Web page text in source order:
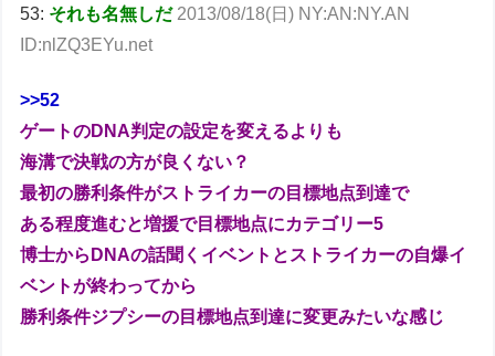
53: それも名無しだ 2013/08/18(日) NY:AN:NY.AN
ID:nlZQ3EYu.net
>>52
ゲートのDNA判定の設定を変えるよりも
海溝で決戦の方が良くない？
最初の勝利条件がストライカーの目標地点到達で
ある程度進むと増援で目標地点にカテゴリー5
博士からDNAの話聞くイベントとストライカーの自爆イ
ベントが終わってから
勝利条件ジプシーの目標地点到達に変更みたいな感じ